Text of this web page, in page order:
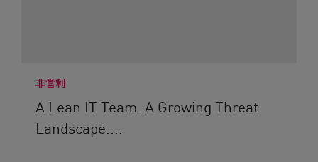
非営利
A Lean IT Team. A Growing Threat
Landscape....